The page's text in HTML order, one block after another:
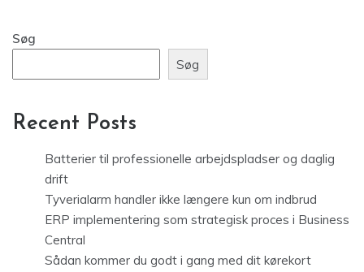
Søg
Søg
Recent Posts
Batterier til professionelle arbejdspladser og daglig
drift
Tyverialarm handler ikke længere kun om indbrud
ERP implementering som strategisk proces i Business
Central
Sådan kommer du godt i gang med dit kørekort